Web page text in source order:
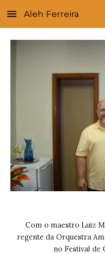
Skip to main content
Aleh Ferreira
Com o maestro Luiz
regente da Orquestra
no Festival de